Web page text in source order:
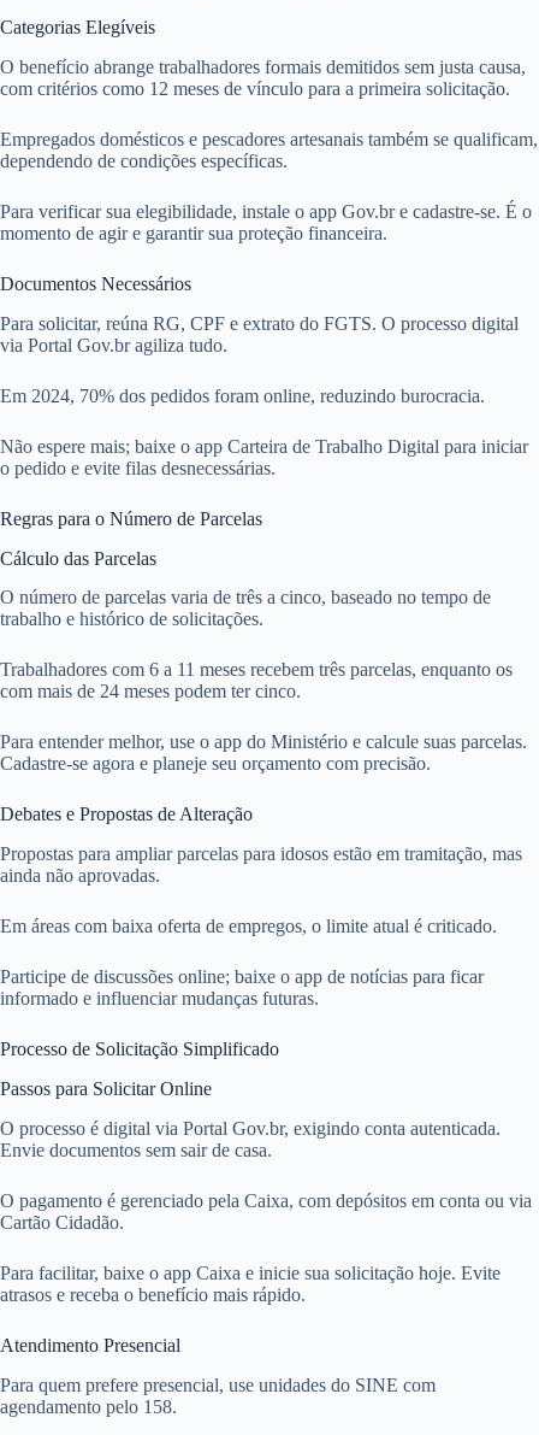
Categorias Elegíveis
O benefício abrange trabalhadores formais demitidos sem justa causa,
com critérios como 12 meses de vínculo para a primeira solicitação.
Empregados domésticos e pescadores artesanais também se qualificam,
dependendo de condições específicas.
Para verificar sua elegibilidade, instale o app Gov.br e cadastre-se. É o
momento de agir e garantir sua proteção financeira.
Documentos Necessários
Para solicitar, reúna RG, CPF e extrato do FGTS. O processo digital
via Portal Gov.br agiliza tudo.
Em 2024, 70% dos pedidos foram online, reduzindo burocracia.
Não espere mais; baixe o app Carteira de Trabalho Digital para iniciar
o pedido e evite filas desnecessárias.
Regras para o Número de Parcelas
Cálculo das Parcelas
O número de parcelas varia de três a cinco, baseado no tempo de
trabalho e histórico de solicitações.
Trabalhadores com 6 a 11 meses recebem três parcelas, enquanto os
com mais de 24 meses podem ter cinco.
Para entender melhor, use o app do Ministério e calcule suas parcelas.
Cadastre-se agora e planeje seu orçamento com precisão.
Debates e Propostas de Alteração
Propostas para ampliar parcelas para idosos estão em tramitação, mas
ainda não aprovadas.
Em áreas com baixa oferta de empregos, o limite atual é criticado.
Participe de discussões online; baixe o app de notícias para ficar
informado e influenciar mudanças futuras.
Processo de Solicitação Simplificado
Passos para Solicitar Online
O processo é digital via Portal Gov.br, exigindo conta autenticada.
Envie documentos sem sair de casa.
O pagamento é gerenciado pela Caixa, com depósitos em conta ou via
Cartão Cidadão.
Para facilitar, baixe o app Caixa e inicie sua solicitação hoje. Evite
atrasos e receba o benefício mais rápido.
Atendimento Presencial
Para quem prefere presencial, use unidades do SINE com
agendamento pelo 158.